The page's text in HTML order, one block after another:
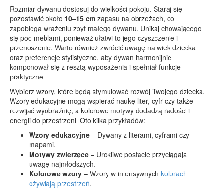
Rozmiar dywanu dostosuj do wielkości pokoju. Staraj się
pozostawić około 10–15 cm zapasu na obrzeżach, co
zapobiega wrażeniu zbyt małego dywanu. Unikaj chowającego
się pod meblami, ponieważ ułatwi to jego czyszczenie i
przenoszenie. Warto również zwrócić uwagę na wiek dziecka
oraz preferencje stylistyczne, aby dywan harmonijnie
komponował się z resztą wyposażenia i spełniał funkcje
praktyczne.
Wybierz wzory, które będą stymulować rozwój Twojego dziecka.
Wzory edukacyjne mogą wspierać naukę liter, cyfr czy także
rozwijać wyobraźnię, a kolorowe motywy dodadzą radości i
energii do przestrzeni. Oto kilka przykładów:
Wzory edukacyjne – Dywany z literami, cyframi czy
mapami.
Motywy zwierzęce – Urokliwe postacie przyciągają
uwagę najmłodszych.
Kolorowe wzory – Wzory w intensywnych kolorach
ożywiają przestrzeń.